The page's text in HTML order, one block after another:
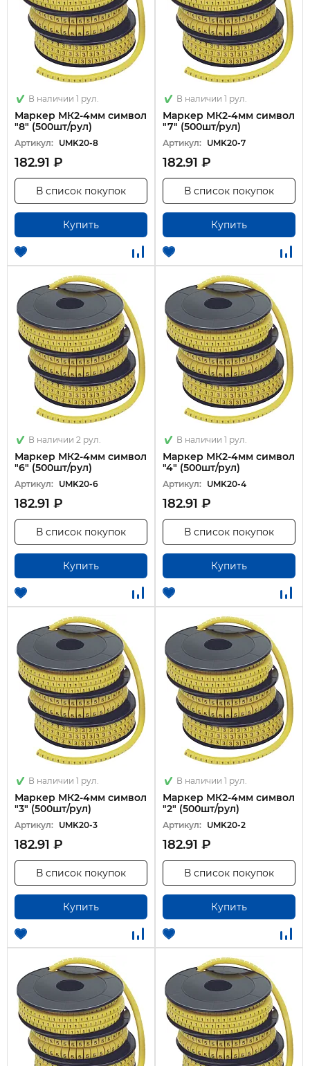
В наличии 1 рул.
Маркер МК2-4мм символ
"8" (500шт/рул)
Артикул: UMK20-8
182.91 ₽
Купить
В список покупок
В наличии 1 рул.
Маркер МК2-4мм символ
"7" (500шт/рул)
Артикул: UMK20-7
182.91 ₽
Купить
В список покупок
В наличии 2 рул.
Маркер МК2-4мм символ
"6" (500шт/рул)
Артикул: UMK20-6
182.91 ₽
Купить
В список покупок
В наличии 1 рул.
Маркер МК2-4мм символ
"4" (500шт/рул)
Артикул: UMK20-4
182.91 ₽
Купить
В список покупок
В наличии 1 рул.
Маркер МК2-4мм символ
"3" (500шт/рул)
Артикул: UMK20-3
182.91 ₽
Купить
В список покупок
В наличии 1 рул.
Маркер МК2-4мм символ
"2" (500шт/рул)
Артикул: UMK20-2
182.91 ₽
Купить
В список покупок